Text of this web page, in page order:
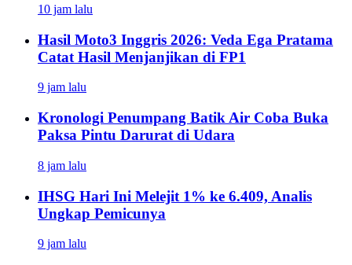
10 jam lalu
Hasil Moto3 Inggris 2026: Veda Ega Pratama
Catat Hasil Menjanjikan di FP1
9 jam lalu
Kronologi Penumpang Batik Air Coba Buka
Paksa Pintu Darurat di Udara
8 jam lalu
IHSG Hari Ini Melejit 1% ke 6.409, Analis
Ungkap Pemicunya
9 jam lalu